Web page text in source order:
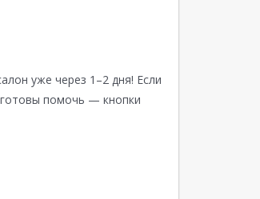
уже через 1–2 дня! Если
помочь — кнопки